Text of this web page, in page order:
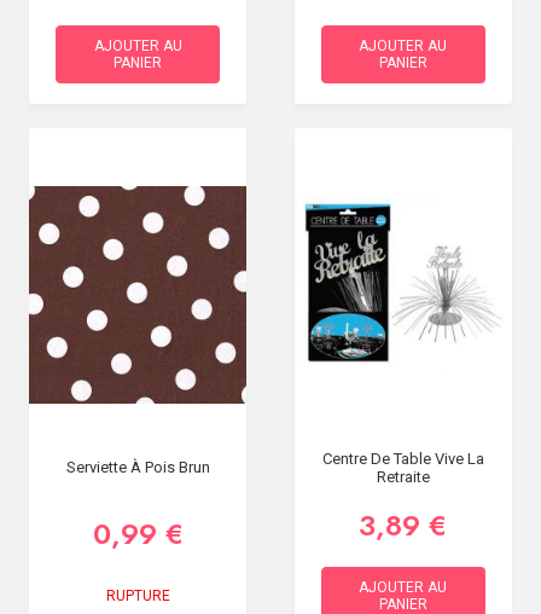
AJOUTER AU
PANIER
AJOUTER AU
PANIER
Serviette À Pois Brun
0,99 €
RUPTURE
Centre De Table Vive La
Retraite
3,89 €
AJOUTER AU
PANIER